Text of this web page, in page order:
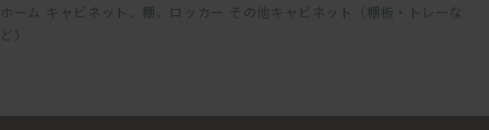
ホーム キャビネット、棚、ロッカー その他キャビネット（棚板・トレーな
ど）